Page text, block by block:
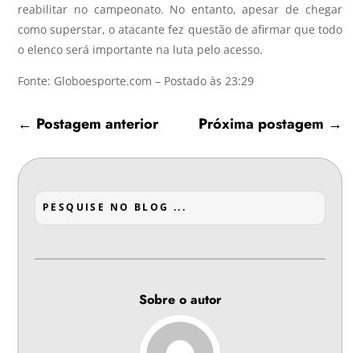
reabilitar no campeonato. No entanto, apesar de chegar
como superstar, o atacante fez questão de afirmar que todo
o elenco será importante na luta pelo acesso.
Fonte: Globoesporte.com – Postado às 23:29
← Postagem anterior Próxima postagem →
Sobre o autor